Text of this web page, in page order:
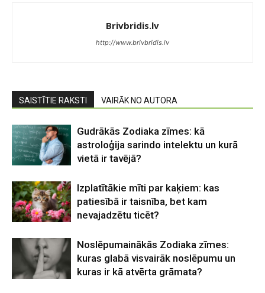
Brivbridis.lv
http://www.brivbridis.lv
SAISTĪTIE RAKSTI VAIRĀK NO AUTORA
Gudrākās Zodiaka zīmes: kā
astroloģija sarindo intelektu un kurā
vietā ir tavējā?
Izplatītākie mīti par kaķiem: kas
patiesībā ir taisnība, bet kam
nevajadzētu ticēt?
Noslēpumainākās Zodiaka zīmes:
kuras glabā visvairāk noslēpumu un
kuras ir kā atvērta grāmata?